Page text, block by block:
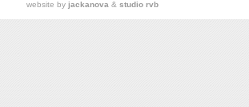
website by jackanova & studio rvb